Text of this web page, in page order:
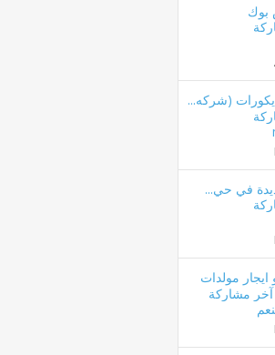
بوك
(شركه...
في حي...
ايجار مولدات